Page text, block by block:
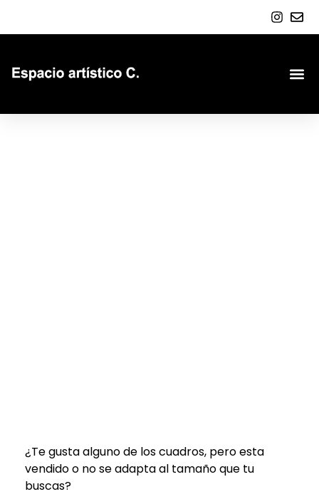
Arte
¿Te gusta alguno de los cuadros, pero esta
vendido o no se adapta al tamaño que tu
buscas?